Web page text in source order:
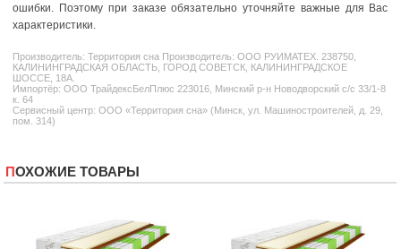
ошибки. Поэтому при заказе обязательно уточняйте важные для Вас
характеристики.
Производитель:Территория сна Производитель: ООО РУИМАТЕХ. 238750,
КАЛИНИНГРАДСКАЯ ОБЛАСТЬ, ГОРОД СОВЕТСК, КАЛИНИНГРАДСКОЕ
ШОССЕ, 18А.
Импортёр: ООО ТрайдексБелПлюс 223016, Минский р-н Новодворский с/с 33/1-8
к. 64
Сервисный центр: ООО «Территория сна» (Минск, ул. Машиностроителей, д. 29,
пом. 314)
ПОХОЖИЕ ТОВАРЫ